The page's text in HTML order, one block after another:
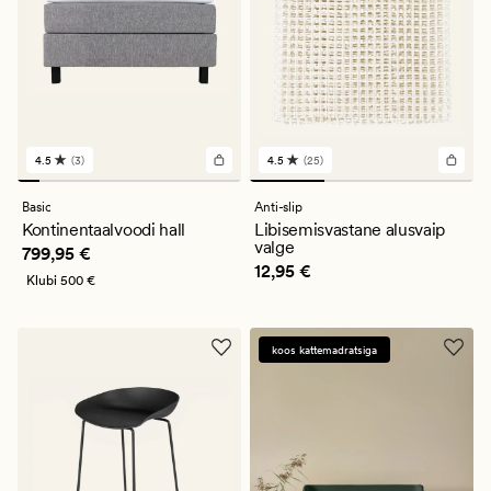
3
arvustust
keskmise
hinnanguga
4.5
4.5 (3)
Basic
Kontinentaalvoodi hall
Pris_ee 799,95 €
799,95 €
Klubi 500 €
25
arvustust
keskmise
hinnanguga
4.5
4.5 (25)
Anti-slip
Libisemisvastane alusvaip
valge
Pris_ee
12,95 €
koos kattemadratsiga